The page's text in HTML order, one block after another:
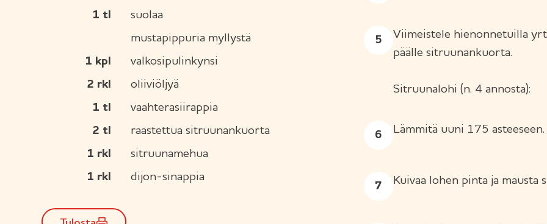
1 tl
suolaa
mustapippuria myllystä
1 kpl
valkosipulinkynsi
2 rkl
oliiviöljyä
1 tl
vaahterasiirappia
2 tl
raastettua sitruunankuorta
1 rkl
sitruunamehua
1 rkl dijon-sinappia
Viimeistele hienonnetuilla
päälle sitruunankuorta.
Sitruunalohi (n. 4 annosta):
Lämmitä uuni 175 asteeseen.
Kuivaa lohen pinta ja mausta